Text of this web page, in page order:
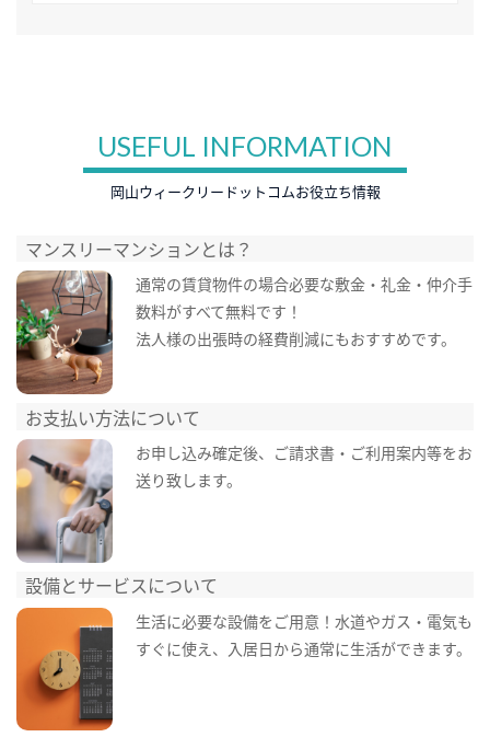
USEFUL INFORMATION
岡山ウィークリードットコムお役立ち情報
マンスリーマンションとは？
通常の賃貸物件の場合必要な敷金・礼金・仲介手
数料がすべて無料です！
法人様の出張時の経費削減にもおすすめです。
お支払い方法について
お申し込み確定後、ご請求書・ご利用案内等をお
送り致します。
設備とサービスについて
生活に必要な設備をご用意！水道やガス・電気も
すぐに使え、入居日から通常に生活ができます。